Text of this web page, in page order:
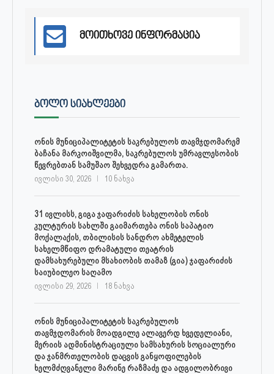
მოითხოვე ინფორმაცია
ᲑᲝᲚᲝ ᲡᲘᲐᲮᲚᲔᲔᲑᲘ
ონის მუნიციპალიტეტის საკრებულოს თავმჯდომარემ
ბაჩანა მარკოიშვილმა, საკრებულოს უმრავლესობის
წევრებთან სამუშაო შეხვედრა გამართა.
ივლისი 30, 2026 10 ნახვა
31 ივლისს, გიგა ჯაფარიძის სახელობის ონის
კულტურის სახლში გაიმართება ონის საპატიო
მოქალაქის, თბილისის სანდრო ახმეტელის
სახელმწიფო დრამატული თეატრის
დამსახურებული მსახიობის თამაზ (გია) ჯაფარიძის
საიუბილეო საღამო
ივლისი 29, 2026 18 ნახვა
ონის მუნიციპალიტეტის საკრებულოს
თავმჯდომარის მოადგილე ალავერდ ხვედელიანი,
მერიის ადმინისტრაციული სამსახურის სოციალური
და ჯანმრთელობის დაცვის განყოფილების
ხელმძღვანელი მარინე რაზმაძე და ადგილობრივი